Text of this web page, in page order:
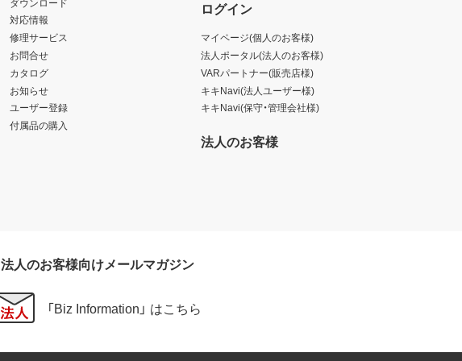
対応情報
修理サービス
お問合せ
カタログ
お知らせ
ユーザー登録
付属品の購入
ログイン
マイページ(個人のお客様)
法人ポータル(法人のお客様)
VARパートナー(販売店様)
キキNavi(法人ユーザー様)
キキNavi(保守・管理会社様)
法人のお客様
法人のお客様向けメールマガジン
「Biz Information」 はこちら